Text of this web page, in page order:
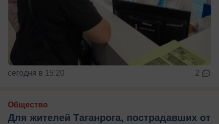
сегодня в 15:20 2
Общество
Для жителей Таганрога, пострадавших от